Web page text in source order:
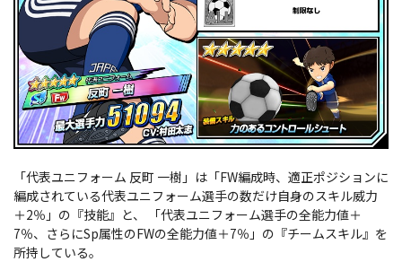
「代表ユニフォーム 反町 一樹」は「FW編成時、適正ポジションに
編成されている代表ユニフォーム選手の数だけ自身のスキル威力
＋2％」の『技能』と、 「代表ユニフォーム選手の全能力値＋
7％、さらにSp属性のFWの全能力値＋7％」の『チームスキル』を
所持している。